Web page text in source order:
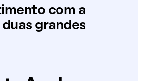
com a
grandes